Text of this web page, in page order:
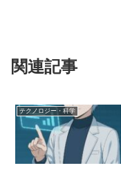
関連記事
テクノロジー・科学